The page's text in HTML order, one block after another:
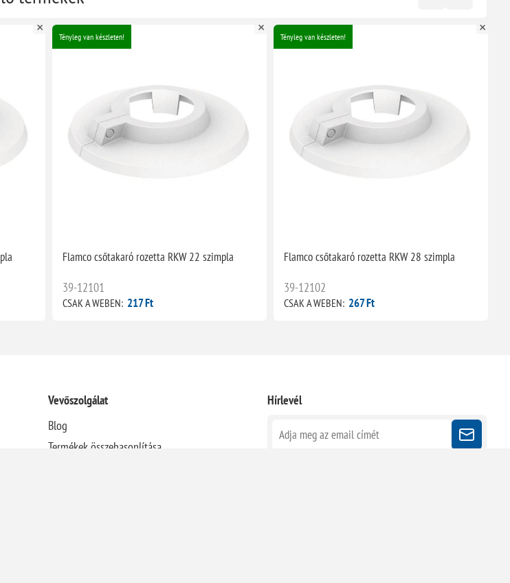
Tényleg van készleten!
Flamco csőtakaró rozetta RKW 22 szimpla
39-12101
CSAK A WEBEN: 217 Ft
Tényleg van készleten!
Flamco csőtakaró rozetta RKW 28 szimpla
39-12102
CSAK A WEBEN: 267 Ft
Vevőszolgálat
Blog
Termékek összehasonlítása
Hírlevél